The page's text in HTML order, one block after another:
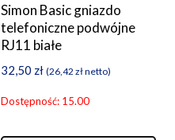
Simon Basic gniazdo
telefoniczne podwójne
RJ11 białe
32,50 zł (26,42 złnetto)
Dostępność: 15.00